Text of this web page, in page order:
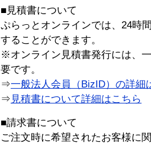
■見積書について
ぷらっとオンラインでは、24時
することができます。
※オンライン見積書発行には、
要です。
⇒一般法人会員（BizID）の詳細
⇒ 見積書について詳細はこちら
■請求書について
ご注文時に希望されたお客様に